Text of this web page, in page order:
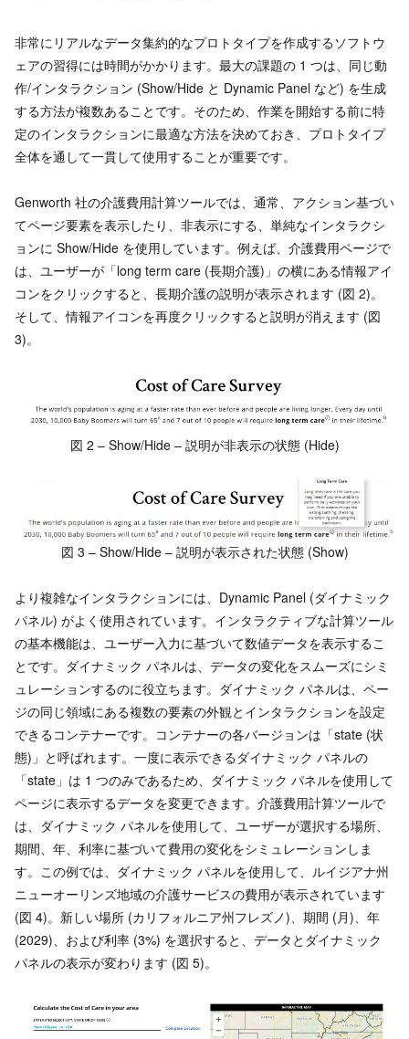
非常にリアルなデータ集約的なプロトタイプを作成するソフトウ
ェアの習得には時間がかかります。最大の課題の 1 つは、同じ動
作/インタラクション (Show/Hide と Dynamic Panel など) を生成
する方法が複数あることです。そのため、作業を開始する前に特
定のインタラクションに最適な方法を決めておき、プロトタイプ
全体を通して一貫して使用することが重要です。
Genworth 社の介護費用計算ツールでは、通常、アクション基づい
てページ要素を表示したり、非表示にする、単純なインタラクシ
ョンに Show/Hide を使用しています。例えば、介護費用ページで
は、ユーザーが「long term care (長期介護)」の横にある情報アイ
コンをクリックすると、長期介護の説明が表示されます (図 2)。
そして、情報アイコンを再度クリックすると説明が消えます (図
3)。
図 2 – Show/Hide – 説明が非表示の状態 (Hide)
図 3 – Show/Hide – 説明が表示された状態 (Show)
より複雑なインタラクションには、Dynamic Panel (ダイナミック
パネル) がよく使用されています。インタラクティブな計算ツール
の基本機能は、ユーザー入力に基づいて数値データを表示するこ
とです。ダイナミック パネルは、データの変化をスムーズにシミ
ュレーションするのに役立ちます。ダイナミック パネルは、ペー
ジの同じ領域にある複数の要素の外観とインタラクションを設定
できるコンテナーです。コンテナーの各バージョンは「state (状
態)」と呼ばれます。一度に表示できるダイナミック パネルの
「state」は 1 つのみであるため、ダイナミック パネルを使用して
ページに表示するデータを変更できます。介護費用計算ツールで
は、ダイナミック パネルを使用して、ユーザーが選択する場所、
期間、年、利率に基づいて費用の変化をシミュレーションしま
す。この例では、ダイナミック パネルを使用して、ルイジアナ州
ニューオーリンズ地域の介護サービスの費用が表示されています
(図 4)。新しい場所 (カリフォルニア州フレズノ)、期間 (月)、年
(2029)、および利率 (3%) を選択すると、データとダイナミック
パネルの表示が変わります (図 5)。